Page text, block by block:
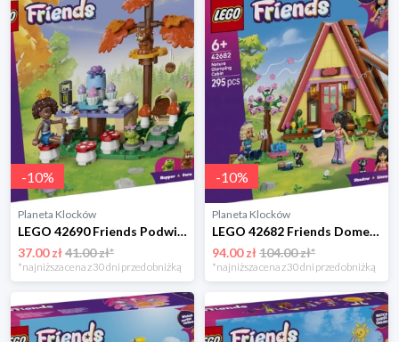
-10%
Planeta Klocków
LEGO 42690 Friends Podwieczorek w lesie Lego
37.00 zł41.00 zł*
*najniższa cena z 30 dni przed obniżką
-10%
Planeta Klocków
LEGO 42682 Friends Domek na luksusowym kempingu Lego
94.00 zł104.00 zł*
*najniższa cena z 30 dni przed obniżką